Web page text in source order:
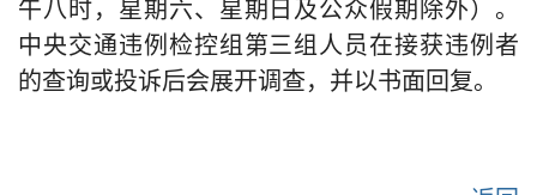
午八时，星期六、星期日及公众假期除外）。
中央交通违例检控组第三组人员在接获违例者
的查询或投诉后会展开调查，并以书面回复。